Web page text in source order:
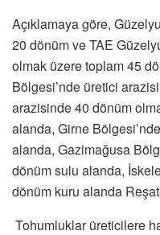
Açıklamaya göre,
20 dönüm ve TAE
olmak üzere toplam 45
Bölgesi’nde üretici
arazisinde 40 dönüm
alanda, Girne
alanda, Gazimağusa
dönüm sulu alanda,
dönüm kuru alanda
Tohumluklar üreticilere